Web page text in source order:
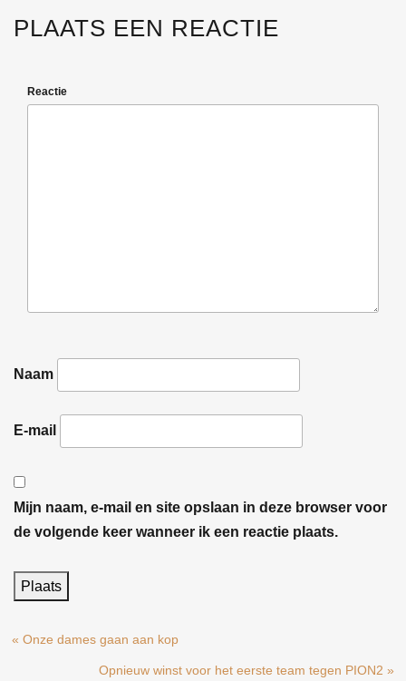
PLAATS EEN REACTIE
Reactie
Naam
E-mail
Mijn naam, e-mail en site opslaan in deze browser voor
de volgende keer wanneer ik een reactie plaats.
« Onze dames gaan aan kop
Opnieuw winst voor het eerste team tegen PION2 »